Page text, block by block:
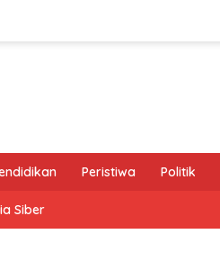
Peristiwa Politik
Siber